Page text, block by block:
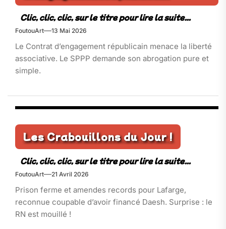
FoutouArt 13 Mai 2026
Le Contrat d’engagement républicain menace la liberté
associative. Le SPPP demande son abrogation pure et
simple.
Les Crabouillons du Jour !
FoutouArt 21 Avril 2026
Prison ferme et amendes records pour Lafarge,
reconnue coupable d’avoir financé Daesh. Surprise : le
RN est mouillé !